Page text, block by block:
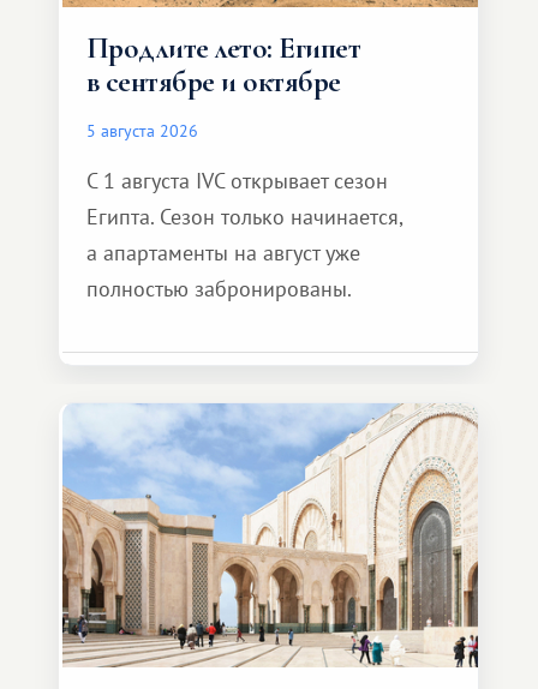
Продлите лето: Египет
в сентябре и октябре
5 августа 2026
С 1 августа IVC открывает сезон
Египта. Сезон только начинается,
а апартаменты на август уже
полностью забронированы.